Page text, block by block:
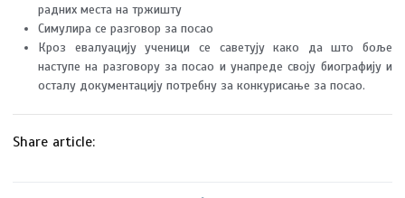
радних места на тржишту
Симулира се разговор за посао
Кроз евалуацију ученици се саветују како да што боље
наступе на разговору за посао и унапреде своју биографију и
осталу документацију потребну за конкурисање за посао.
Share article: